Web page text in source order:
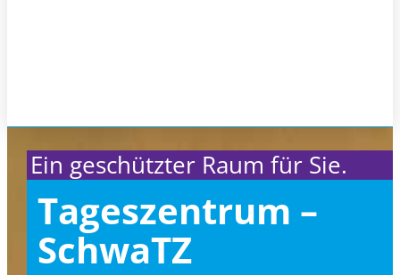
Ein geschützter Raum für Sie.
Tageszentrum –
SchwaTZ